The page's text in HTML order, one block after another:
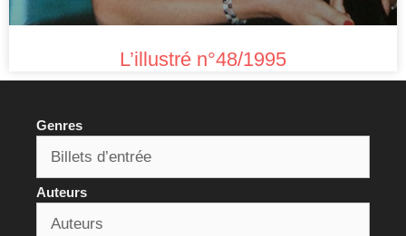
L’illustré n°48/1995
Genres
Auteurs